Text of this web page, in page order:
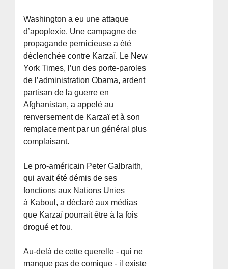
Washington a eu une attaque
d’apoplexie. Une campagne de
propagande pernicieuse a été
déclenchée contre Karzaï. Le New
York Times, l’un des porte-paroles
de l’administration Obama, ardent
partisan de la guerre en
Afghanistan, a appelé au
renversement de Karzaï et à son
remplacement par un général plus
complaisant.
Le pro-américain Peter Galbraith,
qui avait été démis de ses
fonctions aux Nations Unies
à Kaboul, a déclaré aux médias
que Karzaï pourrait être à la fois
drogué et fou.
Au-delà de cette querelle - qui ne
manque pas de comique - il existe